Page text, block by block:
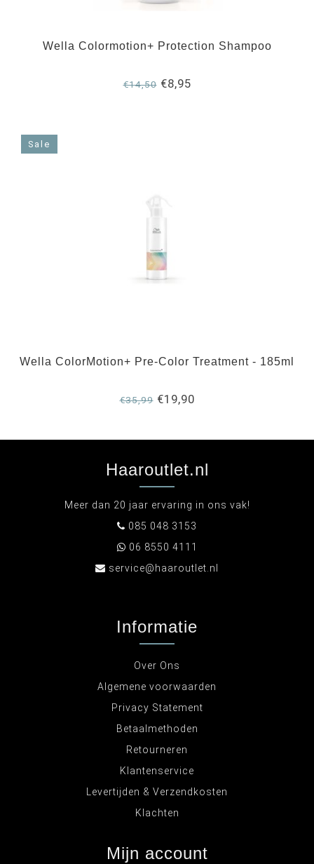
Wella Colormotion+ Protection Shampoo
€14,50€8,95
Sale
Wella ColorMotion+ Pre-Color Treatment - 185ml
€35,99€19,90
Haaroutlet.nl
Meer dan 20 jaar ervaring in ons vak!
085 048 3153
06 8550 4111
service@haaroutlet.nl
Informatie
Over Ons
Algemene voorwaarden
Privacy Statement
Betaalmethoden
Retourneren
Klantenservice
Levertijden & Verzendkosten
Klachten
Mijn account